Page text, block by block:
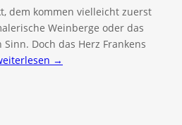
dem kommen vielleicht zuerst
Weinberge oder das
Doch das Herz Frankens
→